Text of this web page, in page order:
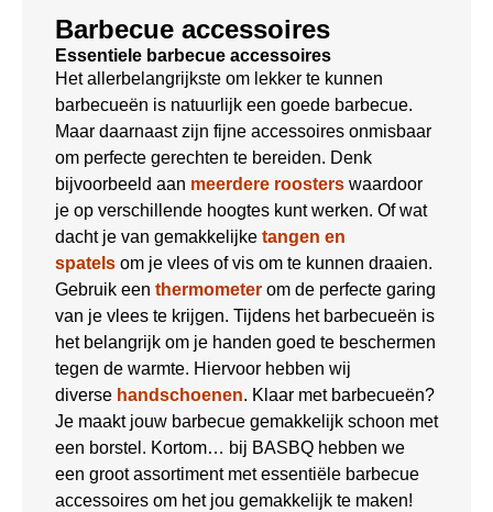
Barbecue accessoires
Essentiele barbecue accessoires
Het allerbelangrijkste om lekker te kunnen
barbecueën is natuurlijk een goede barbecue.
Maar daarnaast zijn fijne accessoires onmisbaar
om perfecte gerechten te bereiden. Denk
bijvoorbeeld aan meerdere roosters waardoor
je op verschillende hoogtes kunt werken. Of wat
dacht je van gemakkelijke tangen en
spatels om je vlees of vis om te kunnen draaien.
Gebruik een thermometer om de perfecte garing
van je vlees te krijgen. Tijdens het barbecueën is
het belangrijk om je handen goed te beschermen
tegen de warmte. Hiervoor hebben wij
diverse handschoenen. Klaar met barbecueën?
Je maakt jouw barbecue gemakkelijk schoon met
een borstel. Kortom… bij BASBQ hebben we
een groot assortiment met essentiële barbecue
accessoires om het jou gemakkelijk te maken!